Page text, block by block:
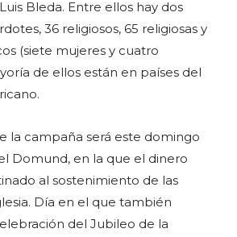
Bleda. Entre ellos hay dos
36 religiosos, 65 religiosas y
(siete mujeres y cuatro
de ellos están en países del
la campaña será este domingo
Domund, en la que el dinero
al sostenimiento de las
Día en el que también
del Jubileo de la